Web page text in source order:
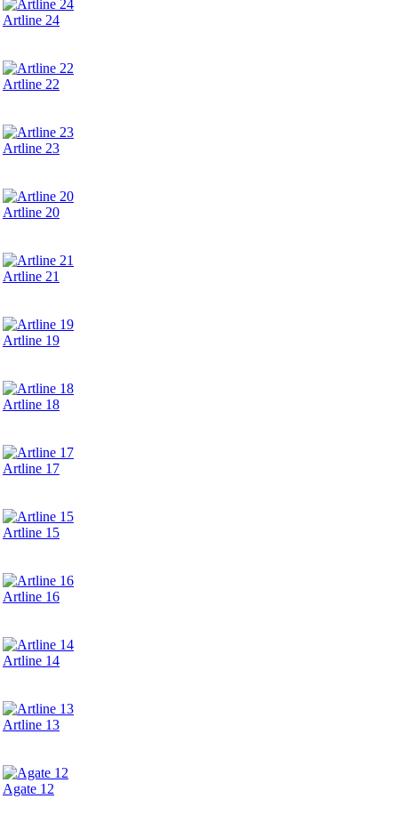
Artline 24
Artline 22
Artline 23
Artline 20
Artline 21
Artline 19
Artline 18
Artline 17
Artline 15
Artline 16
Artline 14
Artline 13
Agate 12